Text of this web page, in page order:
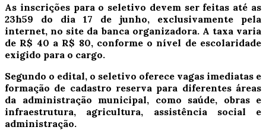
As inscrições para o seletivo devem ser feitas até as
23h59 do dia 17 de junho, exclusivamente pela
internet, no site da banca organizadora. A taxa varia
de R$ 40 a R$ 80, conforme o nível de escolaridade
exigido para o cargo.
Segundo o edital, o seletivo oferece vagas imediatas e
formação de cadastro reserva para diferentes áreas
da administração municipal, como saúde, obras e
infraestrutura, agricultura, assistência social e
administração.